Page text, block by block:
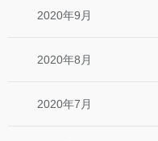
2020年9月
2020年8月
2020年7月